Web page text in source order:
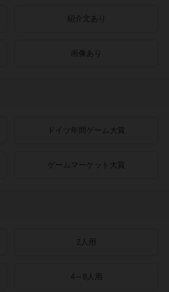
紹介文あり
画像あり
ドイツ年間ゲーム大賞
ゲームマーケット大賞
2人用
4～8人用